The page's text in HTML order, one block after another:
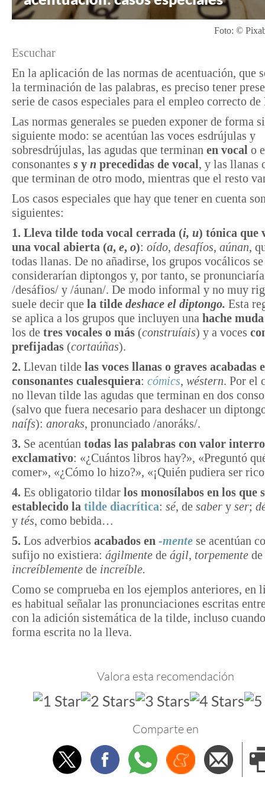
Foto: ©
Escuchar
En la aplicación de las normas de acentuación, que
la terminación de las palabras, es preciso tener
serie de casos especiales para el empleo correcto
Las normas generales se pueden exponer de forma
siguiente modo: se acentúan las voces esdrújulas y
sobresdrújulas, las agudas que terminan en vocal o
consonantes s y n precedidas de vocal , y las llanas
que terminan de otro modo, mientras que el resto
Los casos especiales que hay que tener en cuenta
siguientes:
1. Lleva tilde toda vocal cerrada (i, u) tónica que
una vocal abierta (a, e, o): oído, desafíos, aúnan,
todas llanas. De no añadirse, los grupos vocálicos se
considerarían diptongos y, por tanto, se
/desáfios/ y /áunan/. De modo informal y no muy
suele decir que la tilde deshace el diptongo. Esta
se aplica a los grupos que incluyen una hache muda
los de tres vocales o más (construíais) y a voces
prefijadas (cortaúñas).
2. Llevan tilde las voces llanas o graves acabadas
consonantes cualesquiera: cómics, wéstern. Por el
no llevan tilde las agudas que terminan en dos
(salvo que fuera necesario para deshacer un
naífs): anoraks, pronunciado /anoráks/.
3. Se acentúan todas las palabras con valor
exclamativo: «¿Cuántos libros hay?», «Preguntó
comer», «¿Cómo lo hizo?», «¡Quién pudiera ser
4. Es obligatorio tildar los monosílabos en los que
establecido la tilde diacrítica: sé, de saber y ser;
y tés, como bebida…
5. Los adverbios acabados en -⁠mente se acentúan
sufijo no existiera: ágilmente de ágil, torpemente de
increíblemente de increíble.
Como se comprueba en los ejemplos anteriores, en
es habitual señalar las pronunciaciones escritas
con la adición sistemática de la tilde, incluso
forma escrita no la lleva.
Valora esta recomendación
Comparte en
TwitterFacebookWhatsappMenéame